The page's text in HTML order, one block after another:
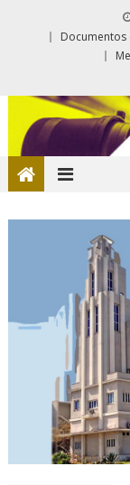
Documentos